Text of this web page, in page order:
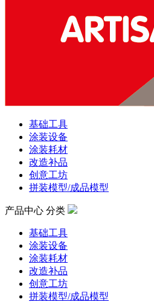
基础工具
涂装设备
涂装耗材
改造补品
创意工坊
拼装模型/成品模型
产品中心 分类
基础工具
涂装设备
涂装耗材
改造补品
创意工坊
拼装模型/成品模型